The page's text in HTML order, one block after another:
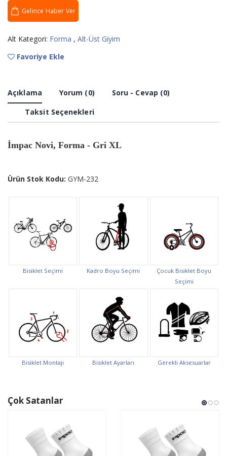
Gelince Haber Ver
Alt Kategori: Forma , Alt-Üst Giyim
Favoriye Ekle
Açıklama Yorum (0)
Soru - Cevap (0)
Taksit Seçenekleri
İmpac Novi, Forma - Gri XL
Ürün Stok Kodu: GYM-232
Bisiklet Seçimi Kadro Boyu Seçimi
Çocuk Bisiklet Boyu
Seçimi
Bisiklet Montajı Bisiklet Ayarları Gerekli Aksesuarlar
Çok Satanlar